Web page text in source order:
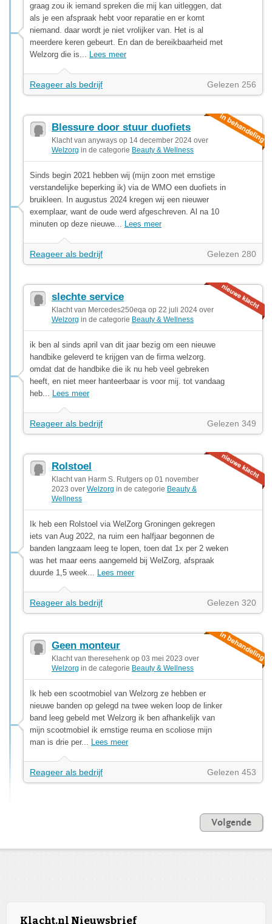
graag zou ik iemand spreken die mij kan uitleggen, dat
als je een afspraak hebt voor reparatie en er komt
niemand. daar wordt je niet vrolijker van. Het is al
meerdere keren gebeurt. En dan de bereikbaarheid met
Welzorg die is... Lees meer
Reageer als bedrijf Gelezen 256
Blessure door stuur duofiets
Klacht van anyways op 14 december 2024 over
Welzorg in de categorie Beauty & Wellness
Sinds begin 2021 hebben wij (mijn zoon met ernstige
verstandelijke beperking ik) via de WMO een duofiets in
bruikleen. In augustus 2024 kregen wij een nieuwer
exemplaar, want de oude werd afgeschreven. Al na 10
minuten op deze nieuwe... Lees meer
Reageer als bedrijf Gelezen 280
slechte service
Klacht van Mercedes250eqa op 22 juli 2024 over
Welzorg in de categorie Beauty & Wellness
ik ben al sinds april van dit jaar bezig om een nieuwe
handbike geleverd te krijgen van de firma welzorg.
omdat dat de handbike die ik nu heb veel gebreken
heeft, en niet meer hanteerbaar is voor mij. tot vandaag
heb... Lees meer
Reageer als bedrijf Gelezen 349
Rolstoel
Klacht van Harm S. Rutgers op 01 november
2023 over Welzorg in de categorie Beauty &
Wellness
Ik heb een Rolstoel via WelZorg Groningen gekregen
iets van Aug 2022, na ruim een halfjaar begonnen de
banden langzaam leeg te lopen, toen dat 1x per 2 weken
was het maar eens aangemeld bij WelZorg, afspraak
duurde 1,5 week... Lees meer
Reageer als bedrijf Gelezen 320
Geen monteur
Klacht van theresehenk op 03 mei 2023 over
Welzorg in de categorie Beauty & Wellness
Ik heb een scootmobiel van Welzorg ze hebben er
nieuwe banden op gelegd na twee weken loop de linker
band leeg gebeld met Welzorg ik ben afhankelijk van
mijn scootmobiel ik ernstige reuma en scoliose mijn
man is drie per... Lees meer
Reageer als bedrijf Gelezen 453
Volgende
Klacht.nl Nieuwsbrief